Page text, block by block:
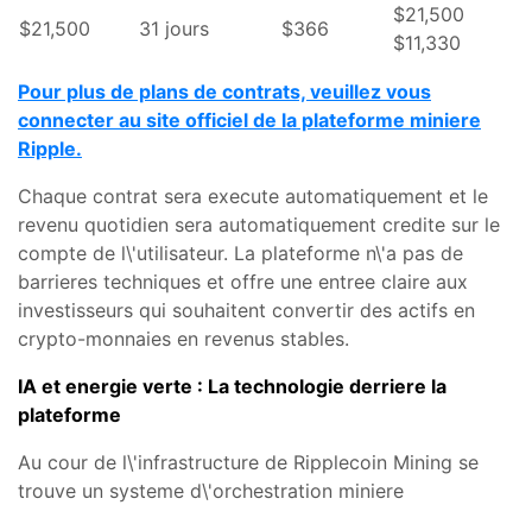
$21,500 31 jours $366
$21,500
$11,330
Pour plus de plans de contrats, veuillez vous
connecter au site officiel de la plateforme miniere
Ripple.
Chaque contrat sera execute automatiquement et le
revenu quotidien sera automatiquement credite sur le
compte de l\'utilisateur. La plateforme n\'a pas de
barrieres techniques et offre une entree claire aux
investisseurs qui souhaitent convertir des actifs en
crypto-monnaies en revenus stables.
IA et energie verte : La technologie derriere la
plateforme
Au cour de l\'infrastructure de Ripplecoin Mining se
trouve un systeme d\'orchestration miniere